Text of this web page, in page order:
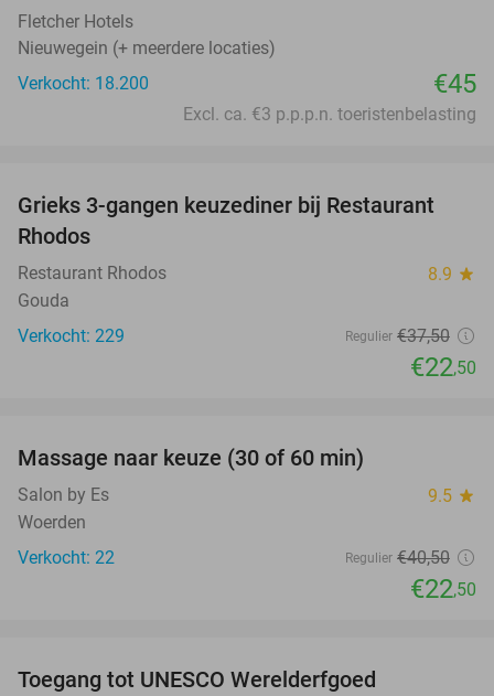
Fletcher Hotels
Nieuwegein (+ meerdere locaties)
Verkocht: 18.200
€45
Excl. ca. €3 p.p.p.n. toeristenbelasting
40%
Grieks 3-gangen keuzediner bij Restaurant
Rhodos
Restaurant Rhodos 8.9 star
Gouda
Verkocht: 229
Regulier €37,50
€22,50
Massage naar keuze (30 of 60 min)
Salon by Es 9.5 star
Woerden
Verkocht: 22
Regulier €40,50
€22,50
Toegang tot UNESCO Werelderfgoed